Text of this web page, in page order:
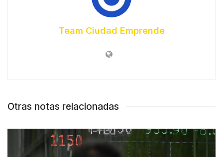
Team Ciudad Emprende
Otras notas relacionadas